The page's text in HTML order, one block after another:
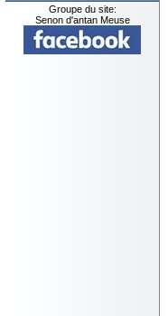
Groupe du site:
Senon d'antan Meuse